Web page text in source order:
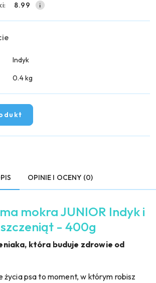
8.99
Indyk
0.4 kg
OPINIE I OCENY (0)
mokra JUNIOR Indyk i
- 400g
która buduje zdrowie od
życia psa to moment, w którym robisz